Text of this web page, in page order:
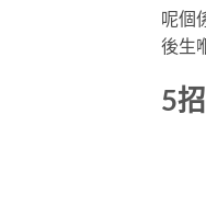
呢個
後生
5